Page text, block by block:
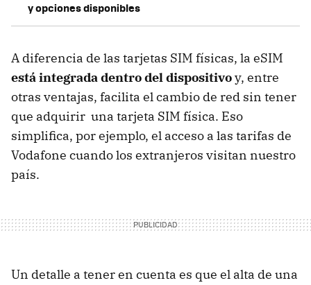
y opciones disponibles
A diferencia de las tarjetas SIM físicas, la eSIM
está integrada dentro del dispositivoy, entre
otras ventajas, facilita el cambio de red sin tener
que adquirir una tarjeta SIM física. Eso
simplifica, por ejemplo, el acceso a las tarifas de
Vodafone cuando los extranjeros visitan nuestro
país.
Un detalle a tener en cuenta es que el alta de una